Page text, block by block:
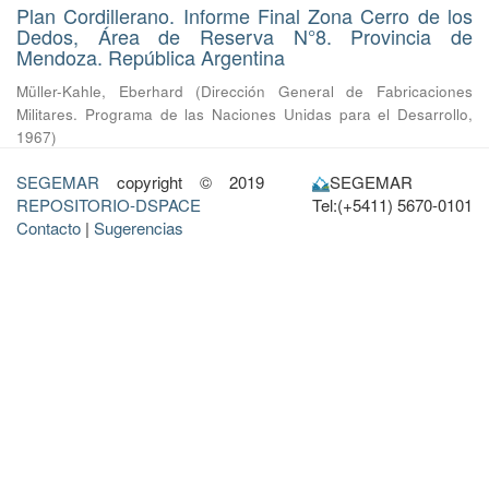
Plan Cordillerano. Informe Final Zona Cerro de los
Dedos, Área de Reserva N°8. Provincia de
Mendoza. República Argentina
Müller-Kahle, Eberhard (Dirección General de Fabricaciones
Militares. Programa de las Naciones Unidas para el Desarrollo,
1967)
SEGEMAR copyright © 2019
REPOSITORIO-DSPACE
Contacto | Sugerencias
SEGEMAR
Tel:(+5411) 5670-0101